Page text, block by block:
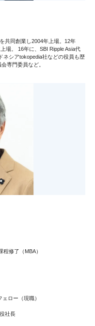
共同創業し2004年上場。12年
場。 16年に、SBI Ripple Asia代
ネシアtokopedia社などの役員も歴
専門委員など。
修了（MBA）
ロー（現職）
社長